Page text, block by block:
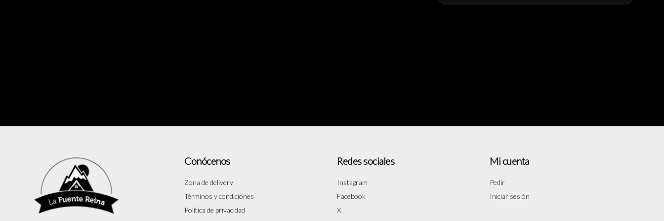
Conócenos
Zona de delivery
Términos y condiciones
Política de privacidad
Redes sociales
Instagram
Facebook
X
Mi cuenta
Pedir
Iniciar sesión